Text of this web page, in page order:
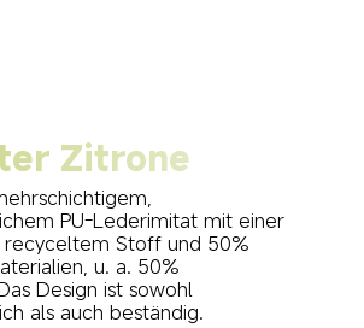
Zitrone
PU-Lederimitat mit einer
recyceltem Stoff und 50%
u. a. 50%
Design ist sowohl
als auch beständig.